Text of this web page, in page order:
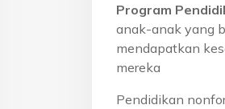
Program
anak-anak yang
mendapatkan
mereka
Pendidikan